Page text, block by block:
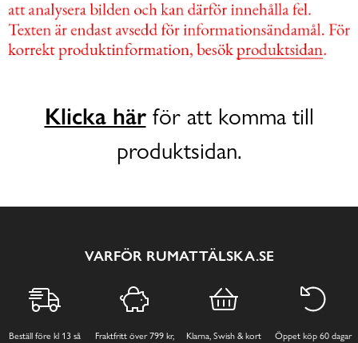
Klicka härför att komma till
produktsidan.
VARFÖR RUMATTÄLSKA.SE
Beställ före kl 13 så
Fraktfritt över 799 kr,
Klarna, Swish & kort Öppet köp 60 dagar